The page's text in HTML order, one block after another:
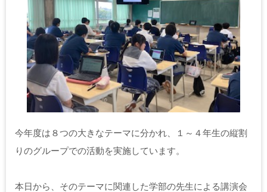
今年度は８つの大きなテーマに分かれ、１～４年生の縦割
りのグループでの活動を実施しています。
本日から、そのテーマに関連した学部の先生による講演会